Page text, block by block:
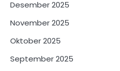
Desember 2025
November 2025
Oktober 2025
September 2025